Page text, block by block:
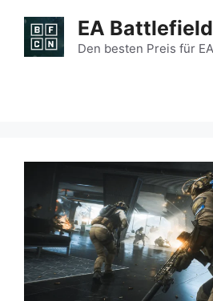
Inhalt
springen
EA
Den besten Preis für